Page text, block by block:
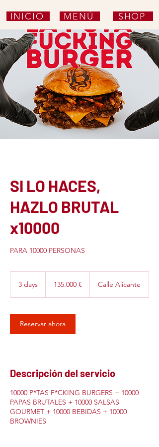
INICIO MENÚ SHOP
SI LO HACES,
HAZLO BRUTAL
x10000
PARA 10000 PERSONAS
3 days
y
s
135.000 € Calle Alicante
Reservar ahora
Descripción del servicio
10000 P*TAS F*CKING BURGERS + 10000
PAPAS BRUTALES + 10000 SALSAS
GOURMET + 10000 BEBIDAS + 10000
BROWNIES